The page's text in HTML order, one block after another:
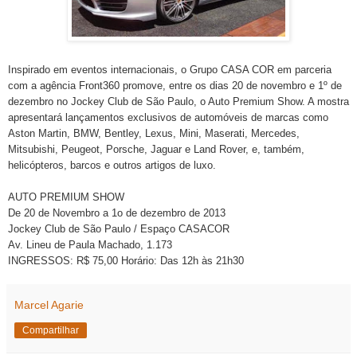
Inspirado em eventos internacionais, o Grupo CASA COR em parceria
com a agência Front360 promove, entre os dias 20 de novembro e 1º de
dezembro no Jockey Club de São Paulo, o Auto Premium Show. A mostra
apresentará lançamentos exclusivos de automóveis de marcas como
Aston Martin, BMW, Bentley, Lexus, Mini, Maserati, Mercedes,
Mitsubishi, Peugeot, Porsche, Jaguar e Land Rover, e, também,
helicópteros, barcos e outros artigos de luxo.
AUTO PREMIUM SHOW
De 20 de Novembro a 1o de dezembro de 2013
Jockey Club de São Paulo / Espaço CASACOR
Av. Lineu de Paula Machado, 1.173
INGRESSOS: R$ 75,00 Horário: Das 12h às 21h30
Marcel Agarie
Compartilhar